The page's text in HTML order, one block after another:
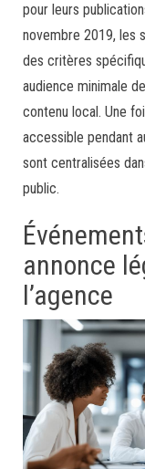
pour leurs
novembre 2019, les
des critères
audience minimale
contenu local. Une
accessible pendant
sont centralisées
public.
annonce
l’agence